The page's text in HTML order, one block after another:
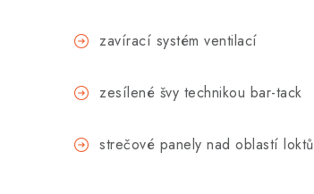
zavírací systém ventilací
zesílené švy technikou bar-tack
strečové panely nad oblastí loktů